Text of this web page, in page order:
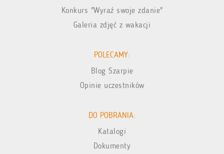
Konkurs "Wyraź swoje zdanie"
Galeria zdjęć z wakacji
POLECAMY:
Blog Szarpie
Opinie uczestników
DO POBRANIA:
Katalogi
Dokumenty